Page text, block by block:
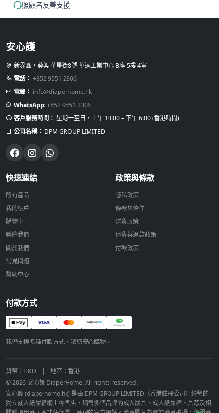
選
照顧者友善支援
安心護
新界區，葵興 華星街8號 華達工業中心 B座 5樓 4室
電話： +852 9551 2306
電郵： info@diaperhome.hk
WhatsApp:+852 9551 2306
客戶服務時間： 星期一至日，上午 10:00 – 下午 6:00 (香港時間)
公司名稱： DPM GROUP LIMITED
快速連結
所有產品
我的帳戶
購物車
聯絡我們
關於我們
常見問題
幫助中心
政策與條款
隱私政策
條款與條件
送貨政策
退貨與退款政策
付款政策
付款方式
我們支援多種付款方式，讓您安心購物。
貨幣：HKD |
地區：香港
© 2026 安心護 DiaperHome. All rights reserved.
安心護 (diaperhome.hk) 是由 DPM GROUP LIMITED（香港註冊公司）經營的
獨立成人紙尿褲網上零售店，銷售多個品牌的成人尿片、成人紙尿褲、片芯及相